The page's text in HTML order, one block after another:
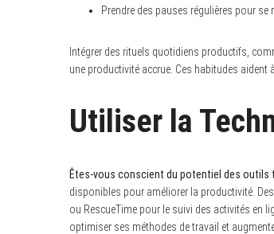
Prendre des pauses régulières pour se
Intégrer des rituels quotidiens productifs,
une productivité accrue. Ces habitudes aident
Utiliser la
Êtes-vous conscient du potentiel des
disponibles pour améliorer la productivité.
ou RescueTime pour le suivi des activités en
optimiser ses méthodes de travail et